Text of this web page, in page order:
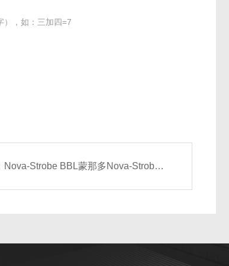
），如：三加四=7
Nova-Strobe BBL蒙那多Nova-Strobe BBL型频闪仪